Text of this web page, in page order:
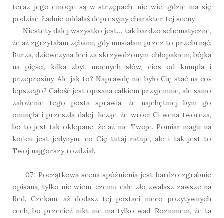
teraz jego emocje są w strzępach, nie wie, gdzie ma się
podziać. Ładnie oddałaś depresyjny charakter tej sceny.
Niestety dalej wszystko jest… tak bardzo schematyczne,
że aż zgrzytałam zębami, gdy musiałam przez to przebrnąć.
Burza, dziewczyna leci za skrzywdzonym chłopakiem, bójka
na pięści, kilka zbyt mocnych słów, cios od kumpla i
przeprosiny. Ale jak to? Naprawdę nie było Cię stać na coś
lepszego? Całość jest opisana całkiem przyjemnie, ale samo
założenie tego posta sprawia, że najchętniej bym go
ominęła i przeszła dalej, licząc, że wróci Ci wena twórcza,
bo to jest tak oklepane, że aż nie Twoje. Pomiar magii na
końcu jest jedynym, co Cię tutaj ratuje, ale i tak jest to
Twój najgorszy rozdział.
07: Początkowa scena spóźnienia jest bardzo zgrabnie
opisana, tylko nie wiem, czemu całe zło zwalasz zawsze na
Red. Czekam, aż dodasz tej postaci nieco pozytywnych
cech, bo przecież nikt nie ma tylko wad. Rozumiem, że ta